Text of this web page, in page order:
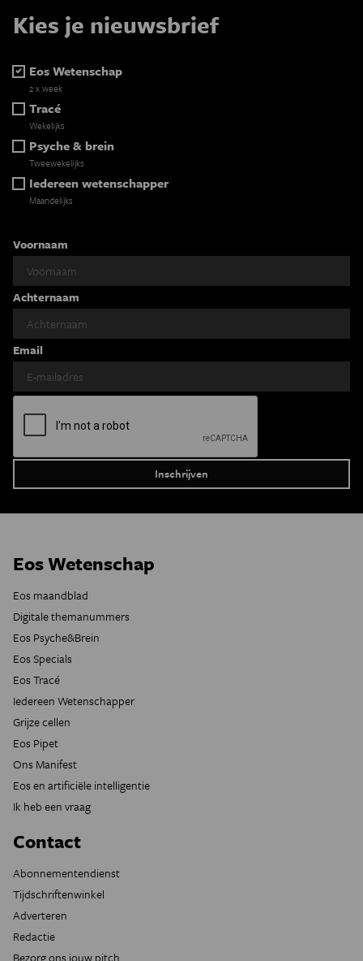
Kies je nieuwsbrief
Eos Wetenschap
2 x week
Tracé
Wekelijks
Psyche & brein
Tweewekelijks
Iedereen wetenschapper
Maandelijks
Voornaam
Achternaam
Email
Eos Wetenschap
Eos maandblad
Digitale themanummers
Eos Psyche&Brein
Eos Specials
Eos Tracé
Iedereen Wetenschapper
Grijze cellen
Eos Pipet
Ons Manifest
Eos en artificiële intelligentie
Ik heb een vraag
Contact
Abonnementendienst
Tijdschriftenwinkel
Adverteren
Redactie
Bezorg ons jouw pitch